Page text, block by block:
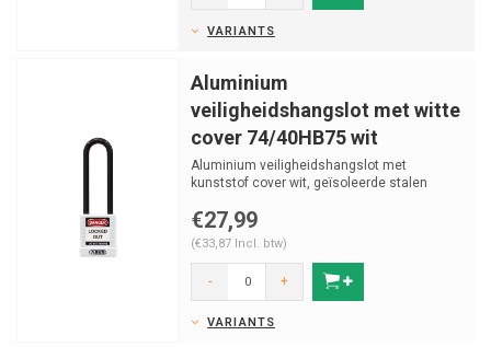
VARIANTS
Aluminium
veiligheidshangslot met witte
cover 74/40HB75 wit
Aluminium veiligheidshangslot met
kunststof cover wit, geïsoleerde stalen
€27,99
(€33,87 Incl. btw)
- +
VARIANTS